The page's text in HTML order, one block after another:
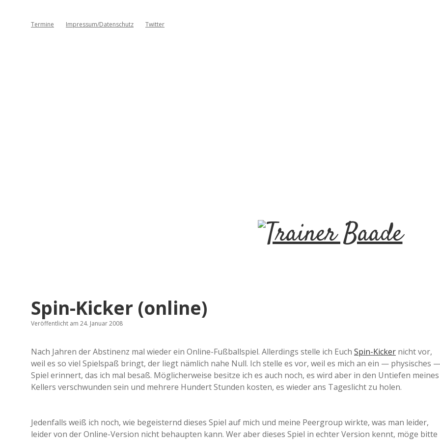
Termine Impressum/Datenschutz Twitter
T
n
e
Spin-Kicker (online)
Veröffentlicht am 24. Januar 2008
Nach Jahren der Abstinenz mal wieder ein Online-Fußballspiel. Allerdings stelle ich Euch Spin-Kicker nicht vor,
weil es so viel Spielspaß bringt, der liegt nämlich nahe Null. Ich stelle es vor, weil es mich an ein — physisches
Spiel erinnert, das ich mal besaß. Möglicherweise besitze ich es auch noch, es wird aber in den Untiefen meines
Kellers verschwunden sein und mehrere Hundert Stunden kosten, es wieder ans Tageslicht zu holen.
Jedenfalls weiß ich noch, wie begeisternd dieses Spiel auf mich und meine Peergroup wirkte, was man leider,
leider von der Online-Version nicht behaupten kann. Wer aber dieses Spiel in echter Version kennt, möge bitte